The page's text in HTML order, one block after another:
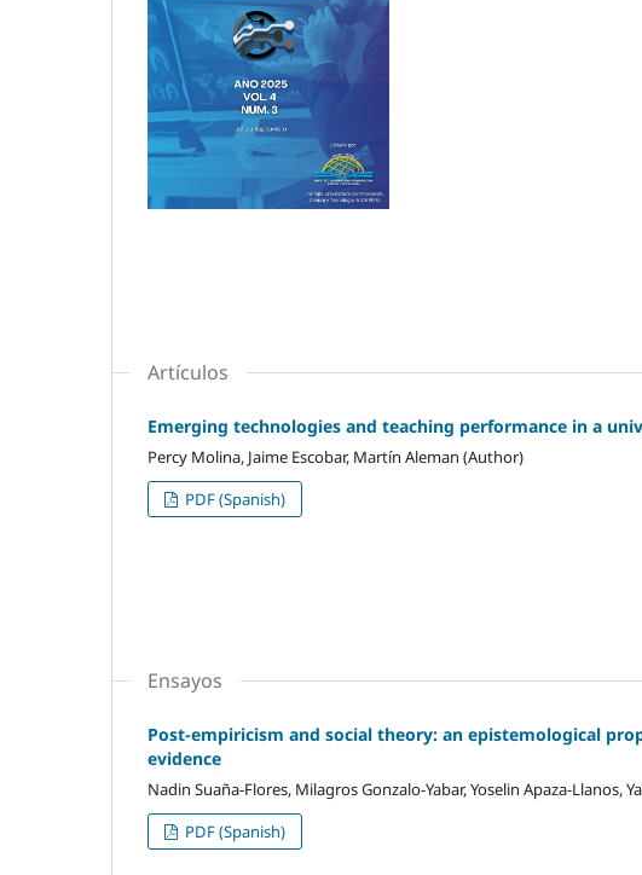
Artículos
Emerging technologies and teaching performance in a
Percy Molina, Jaime Escobar, Martín Aleman (Author)
PDF (Spanish)
Ensayos
Post-empiricism and social theory: an epistemological
evidence
Nadin Suaña-Flores, Milagros Gonzalo-Yabar, Yoselin Apaza-Llanos,
PDF (Spanish)